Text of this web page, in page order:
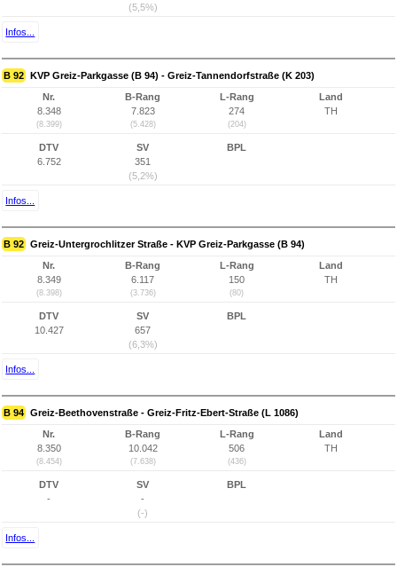
(5,5%)
Infos...
B 92 KVP Greiz-Parkgasse (B 94) - Greiz-Tannendorfstraße (K 203)
Nr.
8.348
(8.399)
B-Rang
7.823
(5.428)
L-Rang
274
(204)
Land
TH
DTV
6.752
SV
351
(5,2%)
BPL
Infos...
B 92 Greiz-Untergrochlitzer Straße - KVP Greiz-Parkgasse (B 94)
Nr.
8.349
(8.398)
B-Rang
6.117
(3.736)
L-Rang
150
(80)
Land
TH
DTV
10.427
SV
657
(6,3%)
BPL
Infos...
B 94 Greiz-Beethovenstraße - Greiz-Fritz-Ebert-Straße (L 1086)
Nr.
8.350
(8.454)
B-Rang
10.042
(7.638)
L-Rang
506
(436)
Land
TH
DTV
-
SV
-
(-)
BPL
Infos...